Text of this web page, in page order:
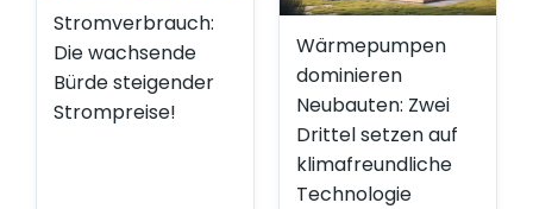
Stromverbrauch:
Die wachsende
Bürde steigender
Strompreise!
Wärmepumpen
dominieren
Neubauten: Zwei
Drittel setzen auf
klimafreundliche
Technologie